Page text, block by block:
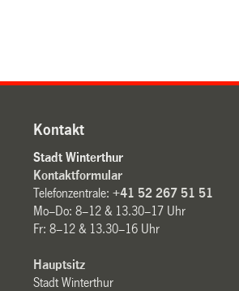
Kontakt
Stadt Winterthur
Kontaktformular
Telefonzentrale:+41 52 267 51 51
Mo–Do: 8–12 & 13.30–17 Uhr
Fr: 8–12 & 13.30–16 Uhr
Hauptsitz
Stadt Winterthur